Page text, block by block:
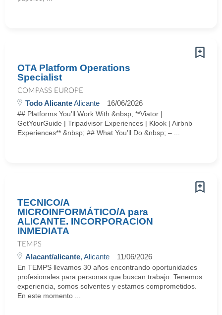
OTA Platform Operations
Specialist
COMPASS EUROPE
Todo AlicanteAlicante 16/06/2026
## Platforms You’ll Work With &nbsp; **Viator |
GetYourGuide | Tripadvisor Experiences | Klook | Airbnb
Experiences** &nbsp; ## What You’ll Do &nbsp; – ...
TECNICO/A
MICROINFORMÁTICO/A para
ALICANTE. INCORPORACION
INMEDIATA
TEMPS
Alacant/alicante, Alicante 11/06/2026
En TEMPS llevamos 30 años encontrando oportunidades
profesionales para personas que buscan trabajo. Tenemos
experiencia, somos solventes y estamos comprometidos.
En este momento ...